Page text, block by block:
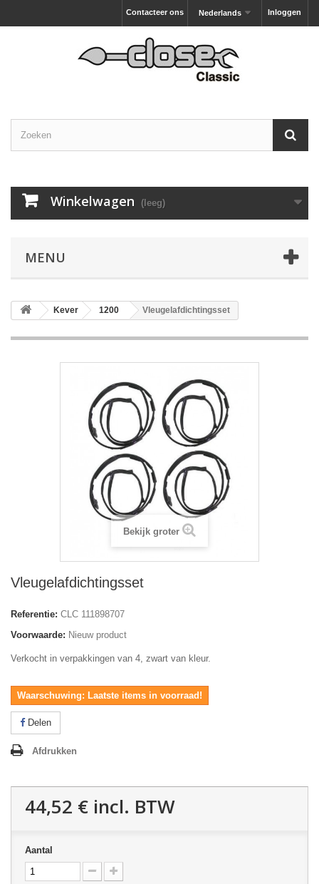
Inloggen
Nederlands
Contacteer ons
Winkelwagen (leeg)
MENU
Kever 1200 Vleugelafdichtingsset
Bekijk groter
Vleugelafdichtingsset
Referentie: CLC 111898707
Voorwaarde: Nieuw product
Verkocht in verpakkingen van 4, zwart van kleur.
Waarschuwing: Laatste items in voorraad!
Delen
Afdrukken
44,52 € incl. BTW
Aantal